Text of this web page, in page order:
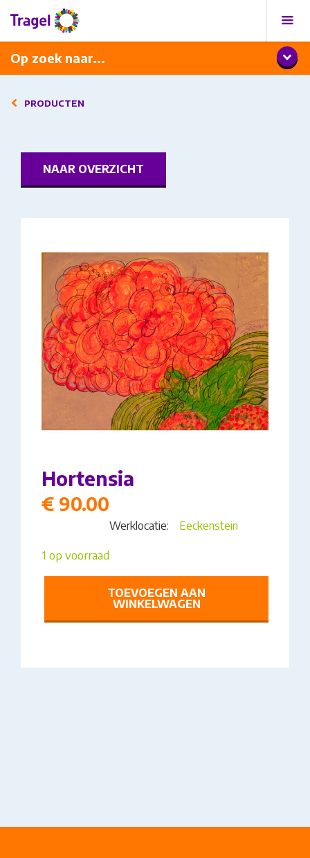
Op zoek naar...
Programma
Diner met wijnarrangement
PRODUCTEN
NAAR OVERZICHT
Werklocatie: Eeckenstein
Hortensia
€ 90.00
1 op voorraad
TOEVOEGEN AAN
WINKELWAGEN